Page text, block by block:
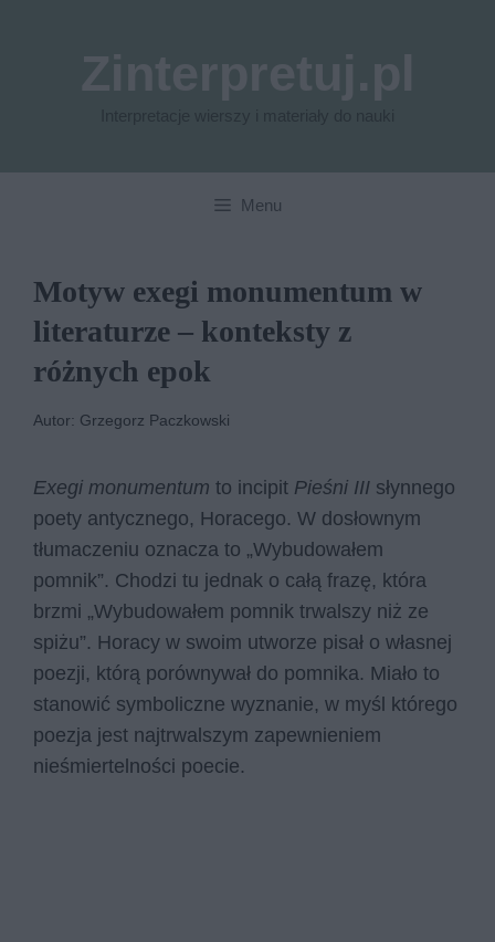
Menu
Motyw exegi monumentum w
literaturze – konteksty z
różnych epok
Autor: Grzegorz Paczkowski
Exegi monumentum to incipit Pieśni III słynnego
poety antycznego, Horacego. W dosłownym
tłumaczeniu oznacza to „Wybudowałem
pomnik”. Chodzi tu jednak o całą frazę, która
brzmi „Wybudowałem pomnik trwalszy niż ze
spiżu”. Horacy w swoim utworze pisał o własnej
poezji, którą porównywał do pomnika. Miało to
stanowić symboliczne wyznanie, w myśl którego
poezja jest najtrwalszym zapewnieniem
nieśmiertelności poecie.